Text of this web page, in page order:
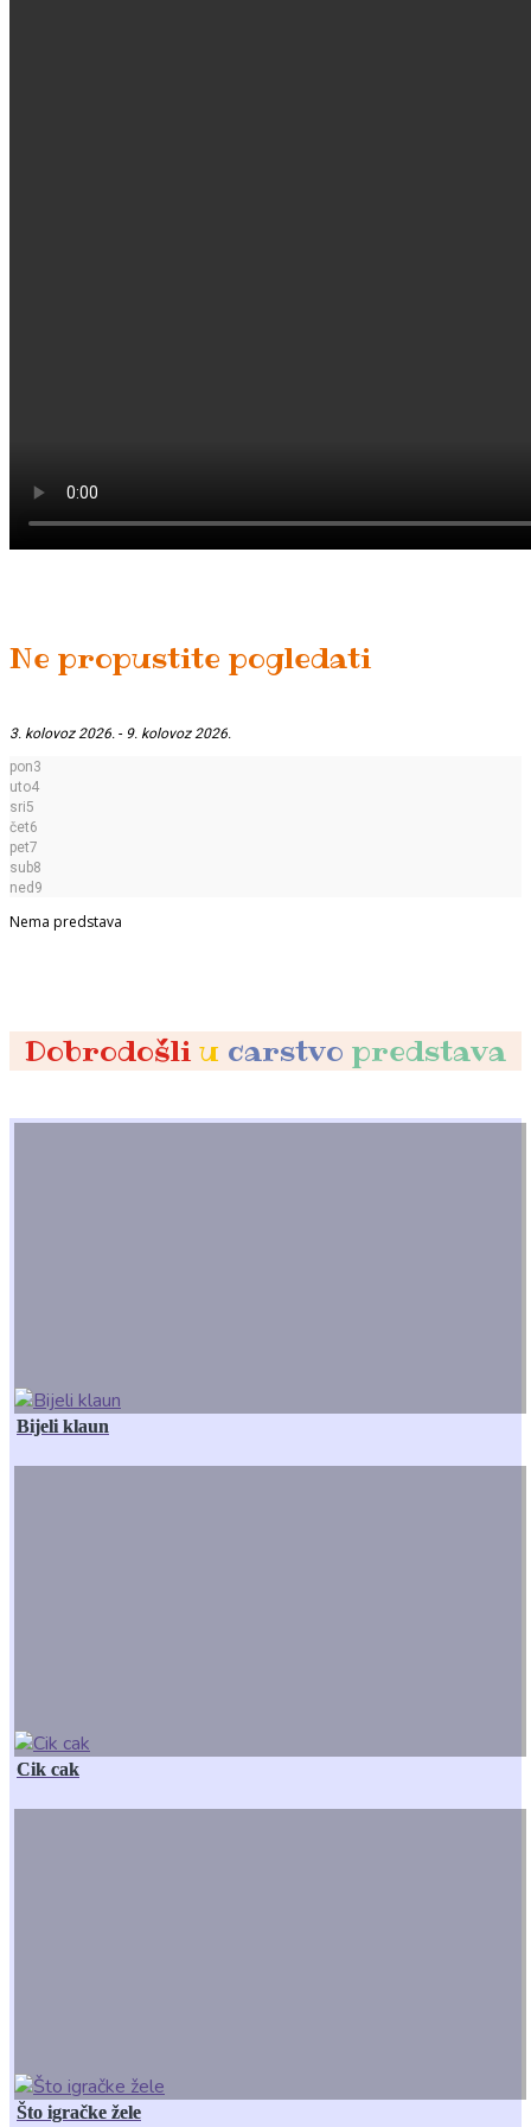
Ne propustite pogledati
3. kolovoz 2026. - 9. kolovoz 2026.
pon3
uto4
sri5
čet6
pet7
sub8
ned 9
Nema predstava
Dobrodošli u carstvo predstava
Bijeli klaun
Cik cak
Što igračke žele